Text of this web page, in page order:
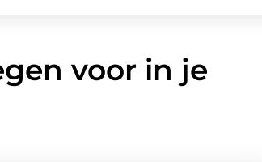
voor in je